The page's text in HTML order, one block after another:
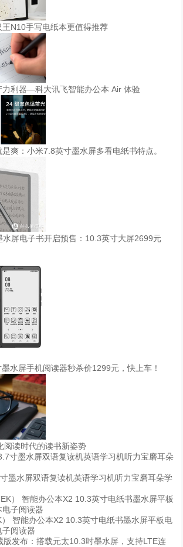
N10手写电纸本更值得推荐
力利器—科大讯飞智能办公本 Air 体验
爽：小米7.8英寸墨水屏多看电纸书特点。
水屏电子书开启预售：10.3英寸大屏2699元
水屏手机阅读器秒杀价1299元，快上车！
阅读时代的读书新姿势
墨水屏双语复读机英语学习机听力宝磨耳朵学
智能办公本X2 10.3英寸电纸书墨水屏平板电
阅读器